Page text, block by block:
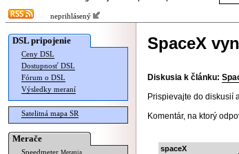
neprihlásený
DSL pripojenie
Ceny DSL
Dostupnosť DSL
Fórum o DSL
Výsledky meraní
Satelitná mapa SR
Merače
Speedmeter Merania
SpaceX
Diskusia k článku:
Prispievajte do diskusií
Komentár, na ktorý
spaceX